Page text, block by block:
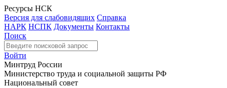
Ресурсы НСК
Версия для слабовидящих Справка
НАРК НСПК Документы Контакты
Поиск
Войти
Минтруд России
Министерство труда и социальной защиты РФ
Национальный совет